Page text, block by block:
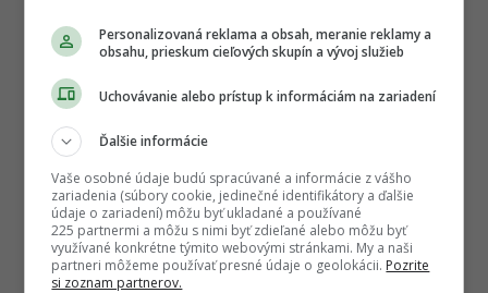
Personalizovaná reklama a obsah, meranie reklamy a
obsahu, prieskum cieľových skupín a vývoj služieb
Uchovávanie alebo prístup k informáciám na zariadení
Ďalšie informácie
Vaše osobné údaje budú spracúvané a informácie z vášho
zariadenia (súbory cookie, jedinečné identifikátory a ďalšie
údaje o zariadení) môžu byť ukladané a používané
225 partnermi a môžu s nimi byť zdieľané alebo môžu byť
využívané konkrétne týmito webovými stránkami. My a naši
partneri môžeme používať presné údaje o geolokácii. Pozrite
si zoznam partnerov.